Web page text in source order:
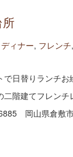
ディナー, フレンチ,
日替りランチお
二階建てフレン
岡山県倉敷